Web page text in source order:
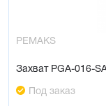
PEMAKS
Захват PGA-016-
Под заказ